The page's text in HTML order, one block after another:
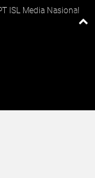
ISL Media Nasional